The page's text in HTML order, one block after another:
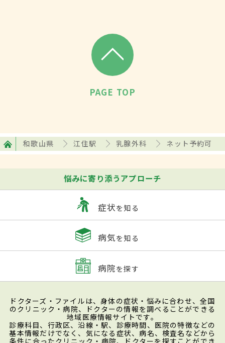
PAGE TOP
和歌山県 江住駅 乳腺外科 ネット予約可
悩みに寄り添うアプローチ
症状を知る
病気を知る
病院を探す
ドクターズ・ファイルは、身体の症状・悩みに合わせ、全国
のクリニック・病院、ドクターの情報を調べることができる
地域医療情報サイトです。
診療科目、行政区、沿線・駅、診療時間、医院の特徴などの
基本情報だけでなく、気になる症状、病名、検査名などから